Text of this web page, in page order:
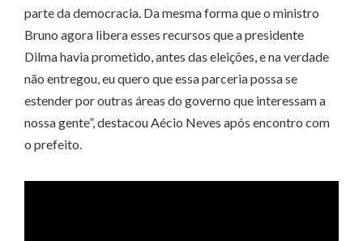
parte da democracia. Da mesma forma que o ministro
Bruno agora libera esses recursos que a presidente
Dilma havia prometido, antes das eleições, e na verdade
não entregou, eu quero que essa parceria possa se
estender por outras áreas do governo que interessam a
nossa gente”, destacou Aécio Neves após encontro com
o prefeito.